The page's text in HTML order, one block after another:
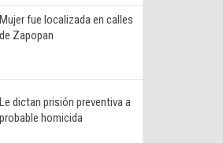
Mujer fue localizada en calles
de Zapopan
Le dictan prisión preventiva a
probable homicida